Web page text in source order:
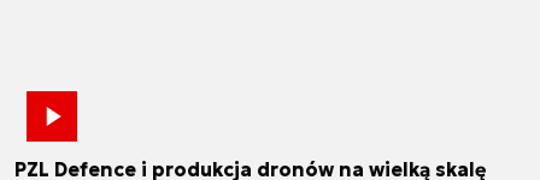
PZL Defence i produkcja dronów na wielką skalę